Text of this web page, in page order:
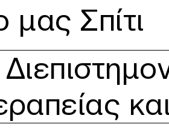
Σπίτι
Εταιρεία